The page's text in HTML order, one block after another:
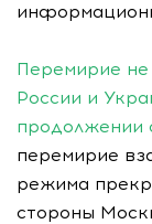
Перемирие
России и
продолжении
перемирие
режима
стороны